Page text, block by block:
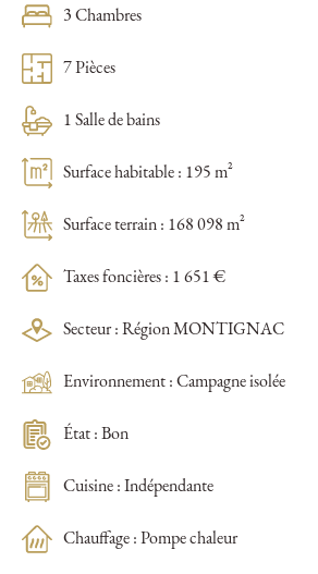
3 Chambres
7 Pièces
1 Salle de bains
Surface habitable : 195 m²
Surface terrain : 168 098 m²
Taxes foncières : 1 651 €
Secteur : Région MONTIGNAC
Environnement : Campagne isolée
État : Bon
Cuisine : Indépendante
Chauffage : Pompe chaleur